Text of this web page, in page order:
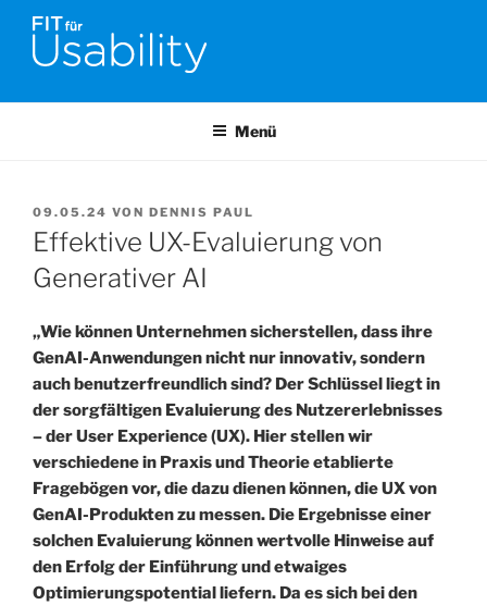
Zum
Inhalt
springen
FIT FÜR USABILITY
Menü
VERÖFFENTLICHT
AM
09.05.24 VON DENNIS PAUL
Effektive UX-Evaluierung von
Generativer AI
„Wie können Unternehmen sicherstellen, dass ihre
GenAI-Anwendungen nicht nur innovativ, sondern
auch benutzerfreundlich sind? Der Schlüssel liegt in
der sorgfältigen Evaluierung des Nutzererlebnisses
– der User Experience (UX). Hier stellen wir
verschiedene in Praxis und Theorie etablierte
Fragebögen vor, die dazu dienen können, die UX von
GenAI-Produkten zu messen. Die Ergebnisse einer
solchen Evaluierung können wertvolle Hinweise auf
den Erfolg der Einführung und etwaiges
Optimierungspotential liefern. Da es sich bei den